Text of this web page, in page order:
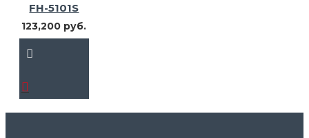
FH-5101S
123,200 руб.